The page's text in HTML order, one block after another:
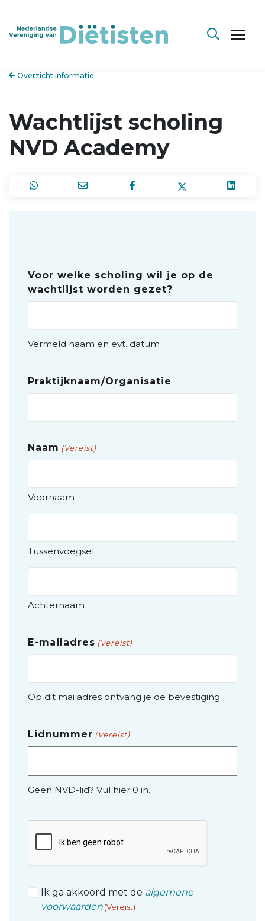
Overzicht informatie
Wachtlijst scholing
NVD Academy
Voor welke scholing wil je op de
wachtlijst worden gezet?
Vermeld naam en evt. datum
Praktijknaam/Organisatie
Naam (Vereist)
Voornaam
Tussenvoegsel
Achternaam
E-mailadres (Vereist)
Op dit mailadres ontvang je de bevestiging.
Lidnummer (Vereist)
Geen NVD-lid? Vul hier 0 in.
check
Algemene
voorwaarden
Ik ga akkoord met de algemene
voorwaarden(Vereist)